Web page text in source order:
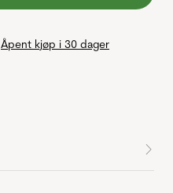
Åpent kjøp i 30 dager